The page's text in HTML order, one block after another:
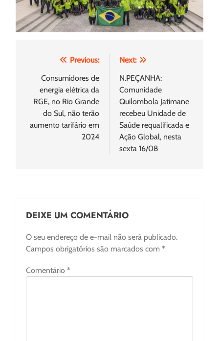
Navegação
Post
Previous:
Consumidores de
energia elétrica da
RGE, no Rio Grande
do Sul, não terão
aumento tarifário em
2024
Next:
N.PEÇANHA:
Comunidade
Quilombola Jatimane
recebeu Unidade de
Saúde requalificada e
Ação Global, nesta
sexta 16/08
DEIXE UM COMENTÁRIO
O seu endereço de e-mail não será publicado.
Campos obrigatórios são marcados com *
Comentário *